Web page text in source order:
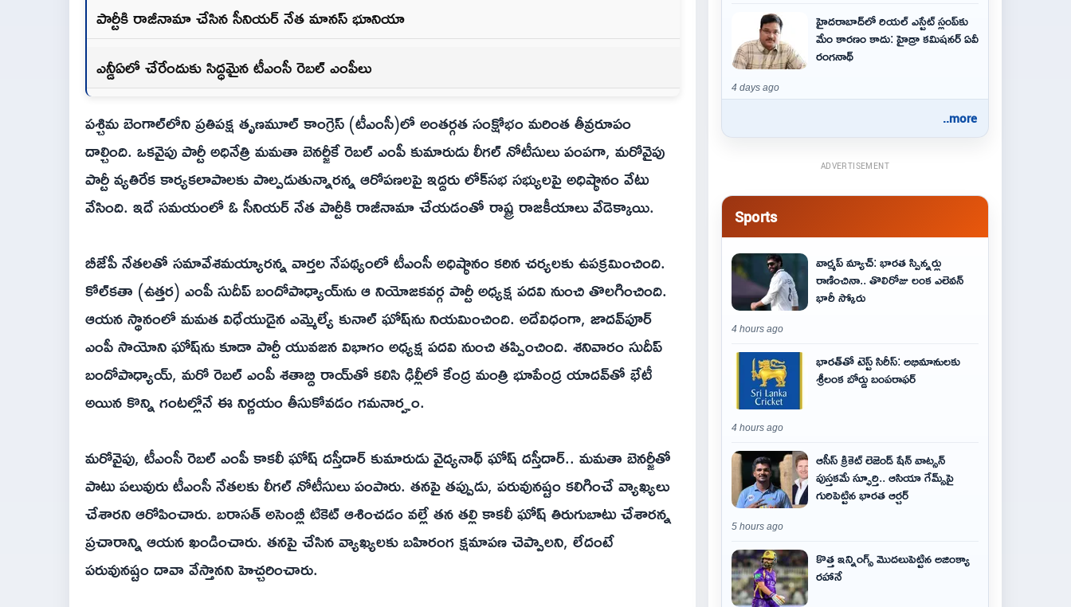
పార్టీకి రాజీనామా చేసిన సీనియర్ నేత మానస్ భూనియా
ఎన్డీఏలో చేరేందుకు సిద్ధమైన టీఎంసీ రెబల్ ఎంపీలు
పశ్చిమ బెంగాల్‌లోని ప్రతిపక్ష తృణమూల్ కాంగ్రెస్ (టీఎంసీ)లో అంతర్గత సంక్షోభం మరింత తీవ్రరూపం
దాల్చింది. ఒకవైపు పార్టీ అధినేత్రి మమతా బెనర్జీకే రెబల్ ఎంపీ కుమారుడు లీగల్ నోటీసులు పంపగా, మరోవైపు
పార్టీ వ్యతిరేక కార్యకలాపాలకు పాల్పడుతున్నారన్న ఆరోపణలపై ఇద్దరు లోక్‌సభ సభ్యులపై అధిష్ఠానం వేటు
వేసింది. ఇదే సమయంలో ఓ సీనియర్ నేత పార్టీకి రాజీనామా చేయడంతో రాష్ట్ర రాజకీయాలు వేడెక్కాయి.
బీజేపీ నేతలతో సమావేశమయ్యారన్న వార్తల నేపథ్యంలో టీఎంసీ అధిష్ఠానం కఠిన చర్యలకు ఉపక్రమించింది.
కోల్‌కతా (ఉత్తర) ఎంపీ సుదీప్ బందోపాధ్యాయ్‌ను ఆ నియోజకవర్గ పార్టీ అధ్యక్ష పదవి నుంచి తొలగించింది.
ఆయన స్థానంలో మమత విధేయుడైన ఎమ్మెల్యే కునాల్ ఘోష్‌ను నియమించింది. అదేవిధంగా, జాదవ్‌పూర్
ఎంపీ సాయోని ఘోష్‌ను కూడా పార్టీ యువజన విభాగం అధ్యక్ష పదవి నుంచి తప్పించింది. శనివారం సుదీప్
బందోపాధ్యాయ్, మరో రెబల్ ఎంపీ శతాబ్ది రాయ్‌తో కలిసి ఢిల్లీలో కేంద్ర మంత్రి భూపేంద్ర యాదవ్‌తో భేటీ
అయిన కొన్ని గంటల్లోనే ఈ నిర్ణయం తీసుకోవడం గమనార్హం.
మరోవైపు, టీఎంసీ రెబల్ ఎంపీ కాకలీ ఘోష్ దస్తీదార్ కుమారుడు వైద్యనాథ్ ఘోష్ దస్తీదార్.. మమతా బెనర్జీతో
పాటు పలువురు టీఎంసీ నేతలకు లీగల్ నోటీసులు పంపారు. తనపై తప్పుడు, పరువునష్టం కలిగించే వ్యాఖ్యలు
చేశారని ఆరోపించారు. బరాసత్ అసెంబ్లీ టికెట్ ఆశించడం వల్లే తన తల్లి కాకలీ ఘోష్ తిరుగుబాటు చేశారన్న
ప్రచారాన్ని ఆయన ఖండించారు. తనపై చేసిన వ్యాఖ్యలకు బహిరంగ క్షమాపణ చెప్పాలని, లేదంటే
పరువునష్టం దావా వేస్తానని హెచ్చరించారు.
హైదరాబాద్‌లో రియల్ ఎస్టేట్ స్లంప్‌కు
మేం కారణం కాదు: హైడ్రా కమిషనర్ ఏవీ
రంగనాథ్
4 days ago
..more
ADVERTISEMENT
Sports
వార్మప్ మ్యాచ్: భారత స్పిన్నర్లు
రాణించినా.. తొలిరోజు లంక ఎలెవన్
భారీ స్కోరు
4 hours ago
భారత్‌తో టెస్ట్ సిరీస్: అభిమానులకు
శ్రీలంక బోర్డు బంపరాఫర్
4 hours ago
ఆసీస్ క్రికెట్ లెజెండ్ షేన్ వాట్సన్
పుస్తకమే స్ఫూర్తి.. ఆసియా గేమ్స్‌పై
గురిపెట్టిన భారత ఆర్చర్
5 hours ago
కొత్త ఇన్నింగ్స్ మొదలుపెట్టిన అజింక్యా
రహానే